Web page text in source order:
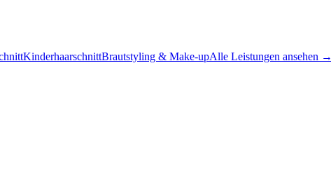
KinderhaarschnittBrautstyling & Make-upAlle Leistungen ansehen →